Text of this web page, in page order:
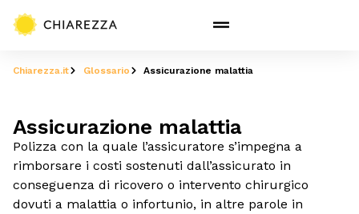
Chiarezza.it Glossario Assicurazione malattia
Assicurazione malattia
Polizza con la quale l’assicuratore s’impegna a
rimborsare i costi sostenuti dall’assicurato in
conseguenza di ricovero o intervento chirurgico
dovuti a malattia o infortunio, in altre parole in